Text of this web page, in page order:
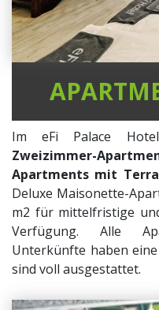
Im eFi Palace
Zweizimmer-
Apartments mit
Deluxe Maisonette-
m2 für mittelfristige
Verfügung. Alle
Unterkünfte haben
sind voll ausgestattet.